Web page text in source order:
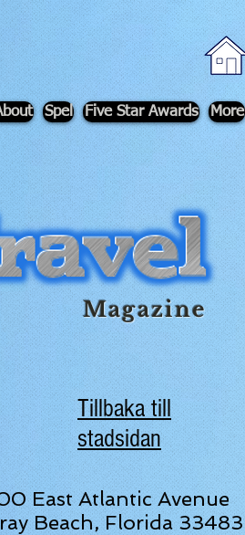
Spel Five Star Awards More
Magazine
Tillbaka till
stadsidan
East Atlantic Avenue
Beach, Florida 33483